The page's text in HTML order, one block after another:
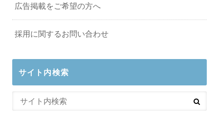
広告掲載をご希望の方へ
採用に関するお問い合わせ
サイト内検索